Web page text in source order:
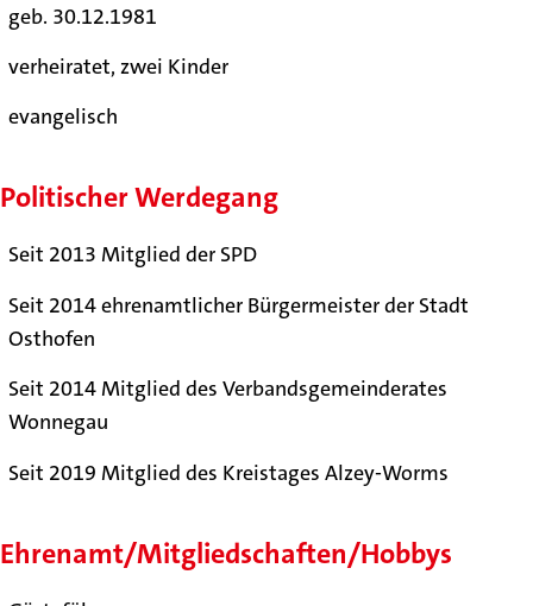
geb. 30.12.1981
verheiratet, zwei Kinder
evangelisch
Politischer Werdegang
Seit 2013 Mitglied der SPD
Seit 2014 ehrenamtlicher Bürgermeister der Stadt
Osthofen
Seit 2014 Mitglied des Verbandsgemeinderates
Wonnegau
Seit 2019 Mitglied des Kreistages Alzey-Worms
Ehrenamt/Mitgliedschaften/Hobbys